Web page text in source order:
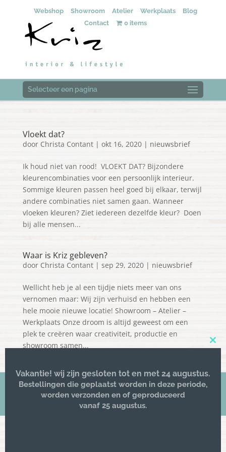
Webshop Showroom Atelier Werkplaats
Blog
Contact
0 items
Selecteer een pagina
Vloekt dat?
door Christa Contant| okt 16, 2020| nieuwsbrief
Ik houd niet van rood! VLOEKT DAT? Bijzondere
kleurencombinaties voor een persoonlijk interieur.
Sommige kleuren passen heel goed bij elkaar, terwijl
andere combinaties niet samen gaan. Wanneer
vloeken kleuren? Ziet iedereen dezelfde kleur? Doen
bij alle mensen...
Waar is Kriz gebleven?
door Christa Contant| sep 29, 2020| nieuwsbrief
Wellicht heb je al een tijdje niets meer van ons
vernomen maar: Wij zijn verhuisd en hebben een
hele mooie nieuwe locatie! Showroom – Atelier –
Werkplaats Onze droom is altijd geweest om een
plek te creëren waar creativiteit, productie en
showroom samen...
Kriz lifestyle | All rights reserved
Vakantie! wij zijn gesloten tot en met 24 augustus.
Bestellingen die geplaatst worden in deze periode,
worden verzonden en of geproduceerd
vanaf 25 augustus.